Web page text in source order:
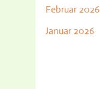
Februar 2026
Januar 2026